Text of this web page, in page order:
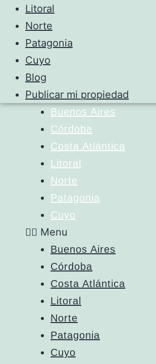
Litoral
Norte
Patagonia
Cuyo
Blog
Publicar mi propiedad
Buenos Aires
Córdoba
Costa Atlántica
Litoral
Norte
Patagonia
Cuyo
Menu
Buenos Aires
Córdoba
Costa Atlántica
Litoral
Norte
Patagonia
Cuyo